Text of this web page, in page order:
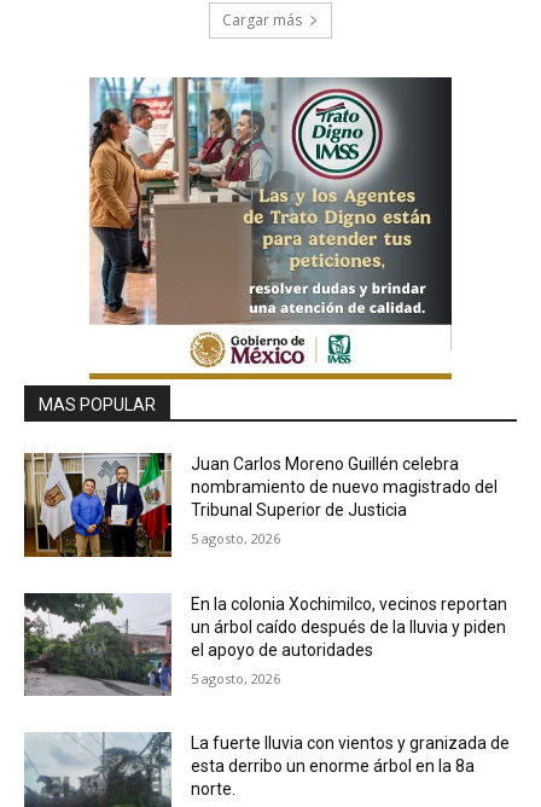
Cargar más
MAS POPULAR
Juan Carlos Moreno Guillén celebra
nombramiento de nuevo magistrado del
Tribunal Superior de Justicia
5 agosto, 2026
En la colonia Xochimilco, vecinos reportan
un árbol caído después de la lluvia y piden
el apoyo de autoridades
5 agosto, 2026
La fuerte lluvia con vientos y granizada de
esta derribo un enorme árbol en la 8a
norte.